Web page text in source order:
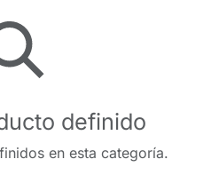
definido
en esta categoría.